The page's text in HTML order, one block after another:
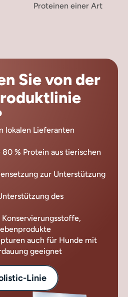
Proteinen einer Art
Sie von der
lokalen Lieferanten
% Protein aus tierischen
zur Unterstützung
des
auch für Hunde mit
geeignet
Linie